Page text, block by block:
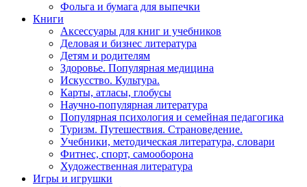
Фольга и бумага для выпечки
Книги
Аксессуары для книг и учебников
Деловая и бизнес литература
Детям и родителям
Здоровье. Популярная медицина
Искусство. Культура.
Карты, атласы, глобусы
Научно-популярная литература
Популярная психология и семейная педагогика
Туризм. Путешествия. Страноведение.
Учебники, методическая литература, словари
Фитнес, спорт, самооборона
Художественная литература
Игры и игрушки